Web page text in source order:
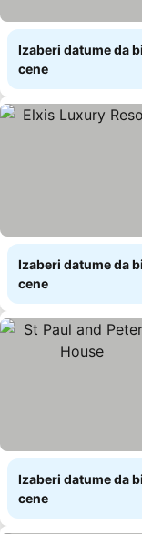
Izaberi datume da
cene
Izaberi datume da
cene
Izaberi datume da
cene